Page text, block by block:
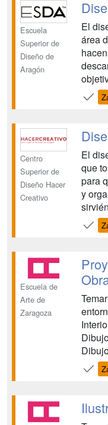
Escuela
Superior de
Diseño de
Aragón
El
área
los
Centro
Superior de
Diseño Hacer
Creativo
El
que
para
y
intangibles. El
Escuela de
Arte de
Zaragoza